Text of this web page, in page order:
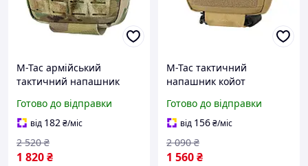
M-Tac армійський
тактичний напашник
Готово до відправки
від 182₴/міс
1 820₴
2 520 ₴
M-Tac тактичний
напашник койот
підсумок Large Elite GEN.II
армійська сумка на
плитоноску
Готово до відправки
від 156₴/міс
1 560₴
2 090 ₴